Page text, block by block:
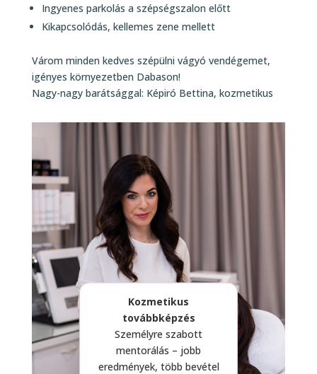
Ingyenes parkolás a szépségszalon előtt
Kikapcsolódás, kellemes zene mellett
Várom minden kedves szépülni vágyó vendégemet,
igényes környezetben Dabason!
Nagy-nagy barátsággal: Képiró Bettina, kozmetikus
Kozmetikus
továbbképzés
Személyre szabott
mentorálás – jobb
eredmények, több bevétel